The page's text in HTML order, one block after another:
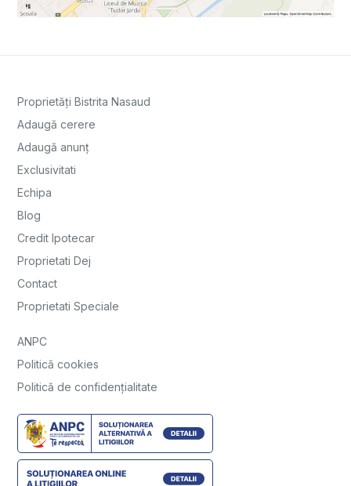
Proprietăți Bistrita Nasaud
Adaugă cerere
Adaugă anunț
Exclusivitati
Echipa
Blog
Credit Ipotecar
Proprietati Dej
Contact
Proprietati Speciale
ANPC
Politică cookies
Politică de confidențialitate